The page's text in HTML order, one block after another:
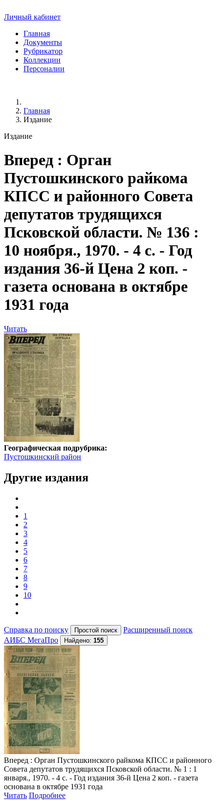
Личный кабинет
Главная
Документы
Рубрикатор
Коллекции
Персоналии
Главная
Издание
Издание
Вперед : Орган
Пустошкинского райкома
КПСС и районного Совета
депутатов трудящихся
Псковской области. № 136 :
10 ноября., 1970. - 4 с. - Год
издания 36-й Цена 2 коп. -
газета основана в октябре
1931 года
Читать
Географическая подрубрика:
Пустошкинский район
Другие издания
1
2
3
4
5
6
7
8
9
10
Справка по поиску
Расширенный поиск
АИБС МегаПро
Найдено: 155
Вперед : Орган Пустошкинского райкома КПСС и районного
Совета депутатов трудящихся Псковской области. № 1 : 1
января., 1970. - 4 с. - Год издания 36-й Цена 2 коп. - газета
основана в октябре 1931 года
Читать Подробнее